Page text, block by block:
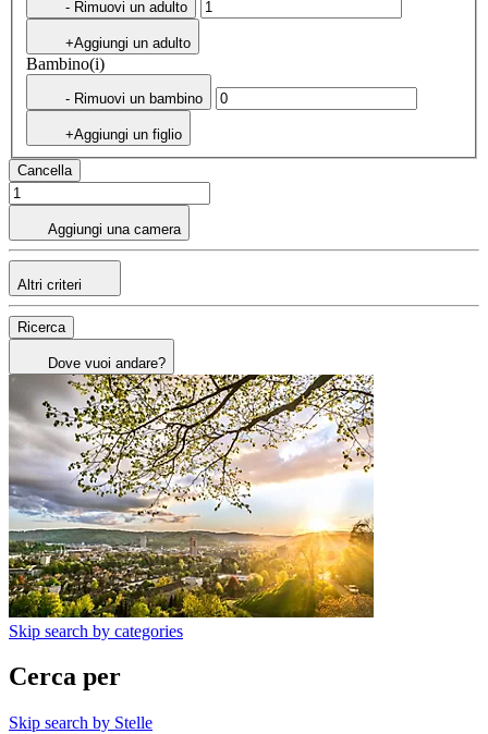
- Rimuovi un adulto
+Aggiungi un adulto
Bambino(i)
- Rimuovi un bambino
+Aggiungi un figlio
Cancella
Aggiungi una camera
Altri criteri
Ricerca
Dove vuoi andare?
Skip search by categories
Cerca per
Skip search by Stelle